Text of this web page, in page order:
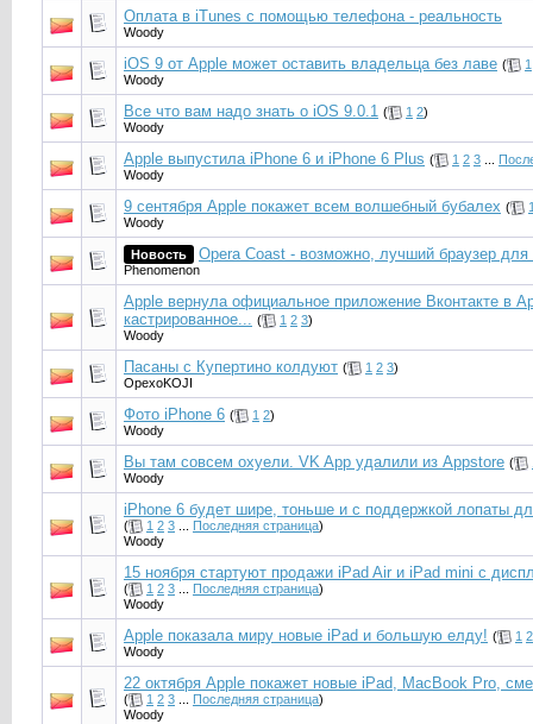
Оплата в iTunes с помощью телефона - реальность
Woody
iOS 9 от Apple может оставить владельца без лаве (
1
Woody
Все что вам надо знать о iOS 9.0.1 ( 1 2)
Woody
Apple выпустила iPhone 6 и iPhone 6 Plus ( 1 2 3...
Woody
9 сентября Apple покажет всем волшебный бубалех (
Woody
Новость Opera Coast - возможно, лучший браузер для
Phenomenоn
Apple вернула официальное приложение Вконтакте в
кастрированное... ( 1 2 3)
Woody
Пасаны с Купертино колдуют ( 1 2 3)
OpexoKOJI
Фото iPhone 6 ( 1 2)
Woody
Вы там совсем охуели. VK App удалили из Appstore (
Woody
iPhone 6 будет шире, тоньше и с поддержкой лопаты
( 1 2 3... Последняя страница)
Woody
15 ноября стартуют продажи iPad Air и iPad mini с
( 1 2 3... Последняя страница)
Woody
Apple показала миру новые iPad и большую елду! ( 1 2
Woody
22 октября Apple покажет новые iPad, MacBook Pro,
( 1 2 3... Последняя страница)
Woody